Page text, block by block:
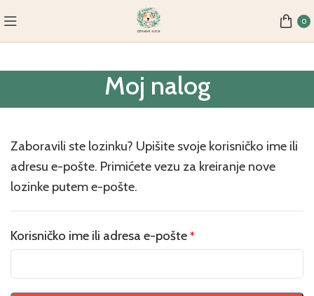
0
Moj nalog
Zaboravili ste lozinku? Upišite svoje korisničko ime ili
adresu e-pošte. Primićete vezu za kreiranje nove
lozinke putem e-pošte.
Korisničko ime ili adresa e-pošte *Obavezno